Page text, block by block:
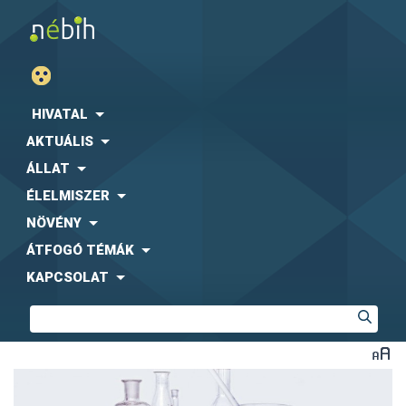
HIVATAL
AKTUÁLIS
ÁLLAT
ÉLELMISZER
NÖVÉNY
ÁTFOGÓ TÉMÁK
KAPCSOLAT